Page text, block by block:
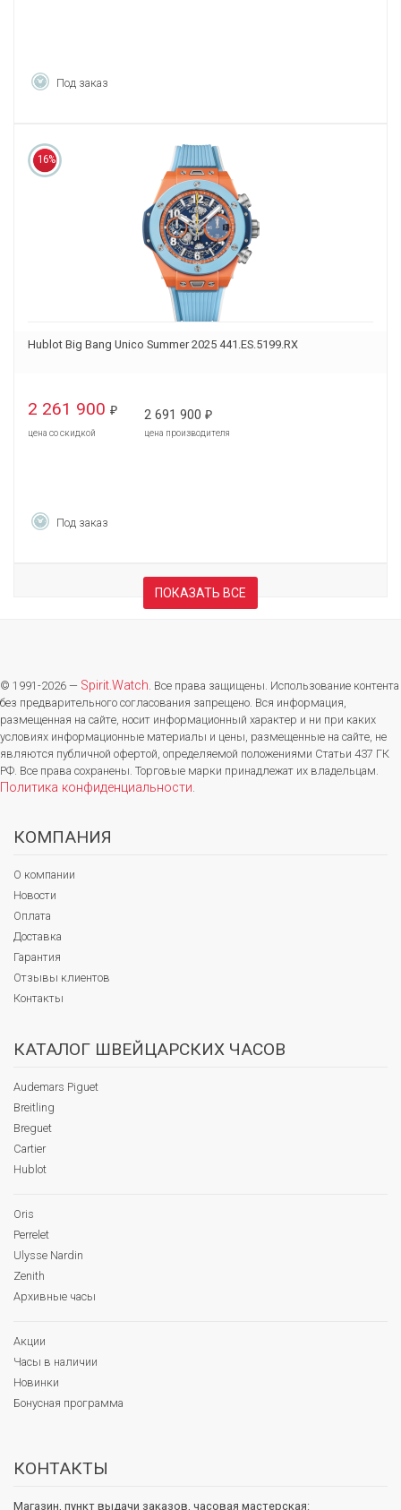
Под заказ
16%
Hublot Big Bang Unico Summer 2025 441.ES.5199.RX
2 261 900 ₽
цена со скидкой
2 691 900 ₽
цена производителя
Под заказ
ПОКАЗАТЬ ВСЕ
© 1991-2026 — Spirit.Watch. Все права защищены. Использование контента
без предварительного согласования запрещено. Вся информация,
размещенная на сайте, носит информационный характер и ни при каких
условиях информационные материалы и цены, размещенные на сайте, не
являются публичной офертой, определяемой положениями Статьи 437 ГК
РФ. Все права сохранены. Торговые марки принадлежат их владельцам.
Политика конфиденциальности.
КОМПАНИЯ
О компании
Новости
Оплата
Доставка
Гарантия
Отзывы клиентов
Контакты
КАТАЛОГ ШВЕЙЦАРСКИХ ЧАСОВ
Audemars Piguet
Breitling
Breguet
Cartier
Hublot
Oris
Perrelet
Ulysse Nardin
Zenith
Архивные часы
Акции
Часы в наличии
Новинки
Бонусная программа
КОНТАКТЫ
Магазин, пункт выдачи заказов, часовая мастерская: